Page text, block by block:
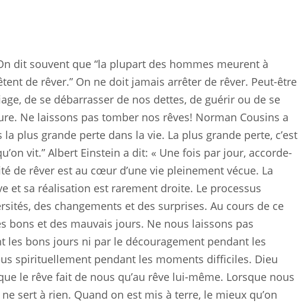
dit souvent que “la plupart des hommes meurent à
de rêver.” On ne doit jamais arrêter de rêver. Peut-être
de se débarrasser de nos dettes, de guérir ou de se
Ne laissons pas tomber nos rêves! Norman Cousins a
plus grande perte dans la vie. La plus grande perte, c’est
vit.” Albert Einstein a dit: « Une fois par jour, accorde-
de rêver est au cœur d’une vie pleinement vécue. La
et sa réalisation est rarement droite. Le processus
des changements et des surprises. Au cours de ce
bons et des mauvais jours. Ne nous laissons pas
les bons jours ni par le découragement pendant les
spirituellement pendant les moments difficiles. Dieu
le rêve fait de nous qu’au rêve lui-même. Lorsque nous
sert à rien. Quand on est mis à terre, le mieux qu’on